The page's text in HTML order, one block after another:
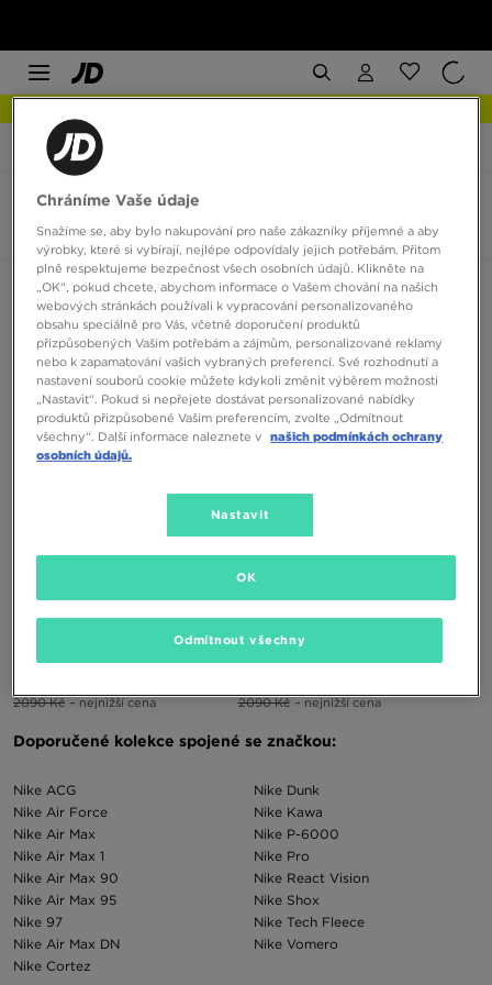
JD Sports Nike Air Pegasus 2005
Nike Air Pegasus 2005
2 produkty
Seřadit:Doporučené Filtrovat
2090 Kč – nejnižší cena
NIKE AIR PEGASUS 2005 SE
2090 Kč – nejnižší cena
Doporučené kolekce spojené se značkou:
Nike ACG
Nike Air Force
Nike Air Max
Nike Air Max 1
Nike Air Max 90
Nike Air Max 95
Nike 97
Nike Air Max DN
Nike Cortez
Nike Dunk
Nike Kawa
Nike P-6000
Nike Pro
Nike React Vision
Nike Shox
Nike Tech Fleece
Nike Vomero
Chráníme Vaše údaje
Snažíme se, aby bylo nakupování pro naše zákazníky příjemné a aby
výrobky, které si vybírají, nejlépe odpovídaly jejich potřebám. Přitom
plně respektujeme bezpečnost všech osobních údajů. Klikněte na
„OK“, pokud chcete, abychom informace o Vašem chování na našich
webových stránkách používali k vypracování personalizovaného
obsahu speciálně pro Vás, včetně doporučení produktů
přizpůsobených Vašim potřebám a zájmům, personalizované reklamy
nebo k zapamatování vašich vybraných preferencí. Své rozhodnutí a
nastavení souborů cookie můžete kdykoli změnit výběrem možnosti
„Nastavit“. Pokud si nepřejete dostávat personalizované nabídky
produktů přizpůsobené Vašim preferencím, zvolte „Odmítnout
všechny“. Další informace naleznete v našich podmínkách ochrany
osobních údajů.
Nastavit
Odmítnout všechny
OK